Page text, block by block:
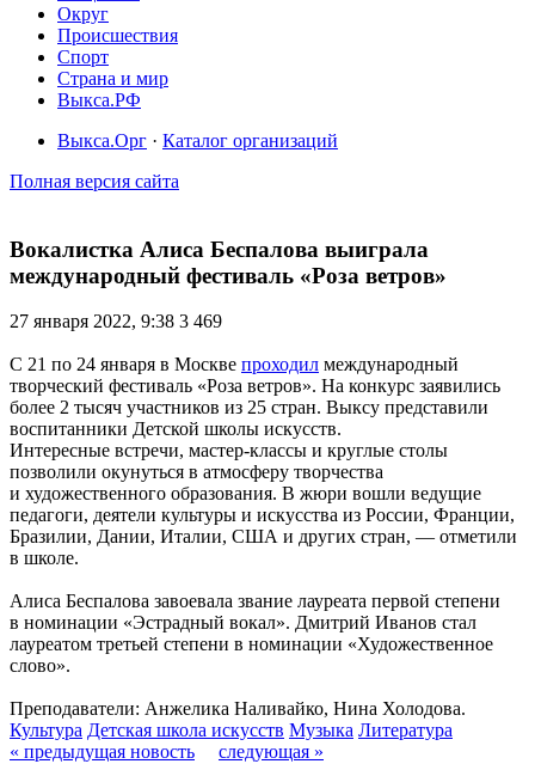
Округ
Происшествия
Спорт
Страна и мир
Выкса.РФ
Выкса.Орг · Каталог организаций
Полная версия сайта
Вокалистка Алиса Беспалова выиграла
международный фестиваль «Роза ветров»
27 января 2022, 9:38 3 469
С 21 по 24 января в Москве проходил международный
творческий фестиваль «Роза ветров». На конкурс заявились
более 2 тысяч участников из 25 стран. Выксу представили
воспитанники Детской школы искусств.
Интересные встречи, мастер-классы и круглые столы
позволили окунуться в атмосферу творчества
и художественного образования. В жюри вошли ведущие
педагоги, деятели культуры и искусства из России, Франции,
Бразилии, Дании, Италии, США и других стран, — отметили
в школе.
Алиса Беспалова завоевала звание лауреата первой степени
в номинации «Эстрадный вокал». Дмитрий Иванов стал
лауреатом третьей степени в номинации «Художественное
слово».
Преподаватели: Анжелика Наливайко, Нина Холодова.
Культура Детская школа искусств Музыка Литература
« предыдущая новость
следующая »